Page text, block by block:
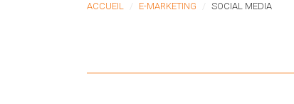
ACCUEIL E-MARKETING SOCIAL MEDIA